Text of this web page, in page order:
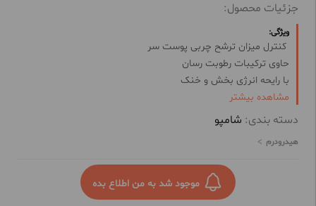
جزئیات محصول:
ویژگی:
کنترل میزان ترشح چربی پوست سر
حاوی ترکیبات رطوبت رسان
با رایحه انرژی بخش و خنک
مناسب برای شستشو سر و بدن و صورت
شامپو سه کاره صورت و بدن
با قدرت پاک کنندگی بالا
مناسب استفاده روزانه آقایان
رطوبت رسانی به پوست و مو
مناسب حمام کردن بعد از فعالیت های ورزشی
مشاهده بیشتر
دسته بندی: شامپو
هیدرودرم
موجود شد به من اطلاع بده